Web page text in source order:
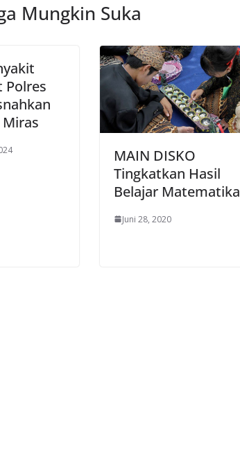
Mungkin Suka
Polres
MAIN DISKO
Tingkatkan Hasil
Belajar Matematika
Juni 28, 2020